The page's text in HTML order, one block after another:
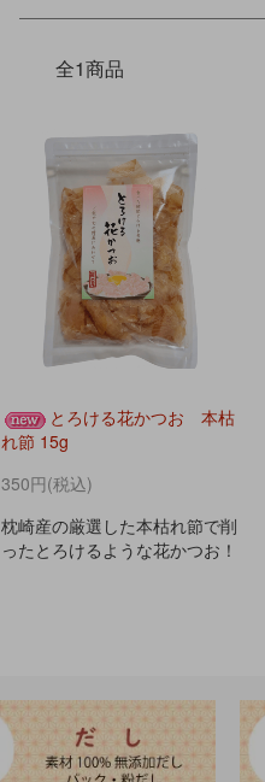
全1商品
とろける花かつお 本枯
れ節 15g
350円(税込)
枕崎産の厳選した本枯れ節で削
ったとろけるような花かつお！